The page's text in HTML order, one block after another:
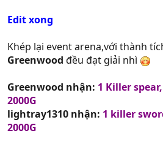
Edit xong
Khép lại event arena,với thành
Greenwood đều đạt giải nhì
Greenwood nhận: 1 Killer
2000G
lightray1310 nhận: 1 killer
2000G